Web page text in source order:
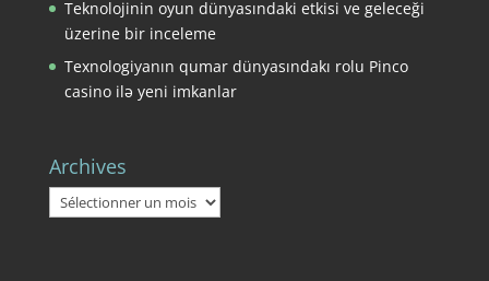
Teknolojinin oyun dünyasındaki etkisi ve geleceği
üzerine bir inceleme
Texnologiyanın qumar dünyasındakı rolu Pinco
casino ilə yeni imkanlar
Archives
Archives